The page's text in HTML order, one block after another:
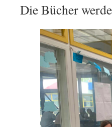
Die Bücher